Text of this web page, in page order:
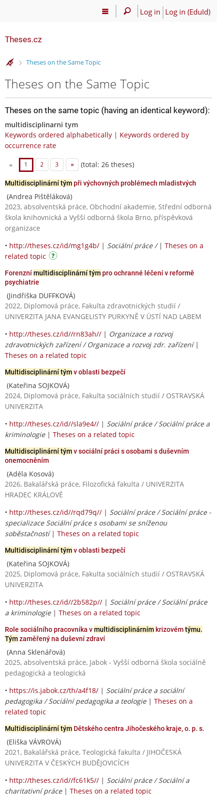
Log in Log in (EduId)
Theses.cz
>
Theses on the Same Topic
Theses on the Same Topic
Theses on the same topic (having an identical keyword):
multidisciplinarni tym
Keywords ordered alphabetically | Keywords ordered by
occurrence rate
« 1 2 3 » (total: 26 theses)
Multidisciplinární týmpři výchovných problémech mladistvých
(Andrea Pištěláková)
2023, absolventská práce, Obchodní akademie, Střední odborná
škola knihovnická a Vyšší odborná škola Brno, příspěvková
organizace
• http://theses.cz/id/mg1g4b/ | Sociální práce / | Theses on a
related topic
Forenznímultidisciplinární týmpro ochranné léčení v reformě
psychiatrie
(Jindřiška DUFFKOVÁ)
2022, Diplomová práce, Fakulta zdravotnických studií /
UNIVERZITA JANA EVANGELISTY PURKYNĚ V ÚSTÍ NAD LABEM
• http://theses.cz/id//rn83ah// | Organizace a rozvoj
zdravotnických zařízení / Organizace a rozvoj zdr. zařízení|
Theses on a related topic
Multidisciplinární týmv oblasti bezpečí
(Kateřina SOJKOVÁ)
2024, Diplomová práce, Fakulta sociálních studií / OSTRAVSKÁ
UNIVERZITA
• http://theses.cz/id//sla9e4// | Sociální práce / Sociální práce a
kriminologie| Theses on a related topic
Multidisciplinární týmv sociální práci s osobami s duševním
onemocněním
(Adéla Kosová)
2026, Bakalářská práce, Filozofická fakulta / UNIVERZITA
HRADEC KRÁLOVÉ
• http://theses.cz/id//rqd79q// | Sociální práce / Sociální práce -
specializace Sociální práce s osobami se sníženou
soběstačností| Theses on a related topic
Multidisciplinární týmv oblasti bezpečí
(Kateřina SOJKOVÁ)
2025, Diplomová práce, Fakulta sociálních studií / OSTRAVSKÁ
UNIVERZITA
• http://theses.cz/id//2b582p// | Sociální práce / Sociální práce
a kriminologie| Theses on a related topic
Role sociálního pracovníka vmultidisciplinárním krizovémtýmu.
Týmzaměřený na duševní zdraví
(Anna Sklenářová)
2025, absolventská práce, Jabok - Vyšší odborná škola sociálně
pedagogická a teologická
• https://is.jabok.cz/th/a4f18/ | Sociální práce a sociální
pedagogika / Sociální pedagogika a teologie| Theses on a
related topic
Multidisciplinární tým Dětského centra Jihočeského kraje, o. p. s.
(Eliška VÁVROVÁ)
2021, Bakalářská práce, Teologická fakulta / JIHOČESKÁ
UNIVERZITA V ČESKÝCH BUDĚJOVICÍCH
• http://theses.cz/id//fc61k5// | Sociální práce / Sociální a
charitativní práce| Theses on a related topic